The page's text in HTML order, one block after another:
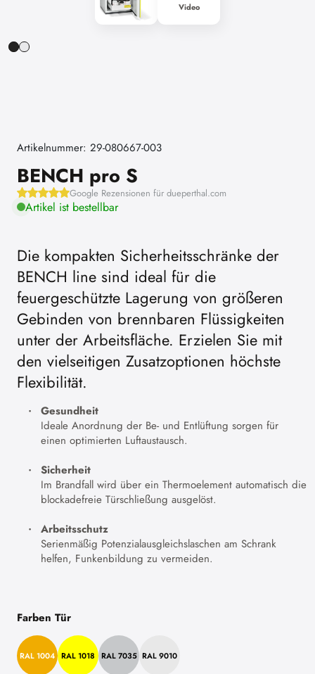
Video
Artikelnummer: 29-080667-003
BENCH pro S
Google Rezensionen für dueperthal.com
Artikel ist bestellbar
Die kompakten Sicherheitsschränke der
BENCH line sind ideal für die
feuergeschützte Lagerung von größeren
Gebinden von brennbaren Flüssigkeiten
unter der Arbeitsfläche. Erzielen Sie mit
den vielseitigen Zusatzoptionen höchste
Flexibilität.
Gesundheit
Ideale Anordnung der Be- und Entlüftung sorgen für
einen optimierten Luftaustausch.
Sicherheit
Im Brandfall wird über ein Thermoelement automatisch die
blockadefreie Türschließung ausgelöst.
Arbeitsschutz
Serienmäßig Potenzialausgleichslaschen am Schrank
helfen, Funkenbildung zu vermeiden.
Farben Tür
RAL 1004 RAL 1018 RAL 7035 RAL 9010